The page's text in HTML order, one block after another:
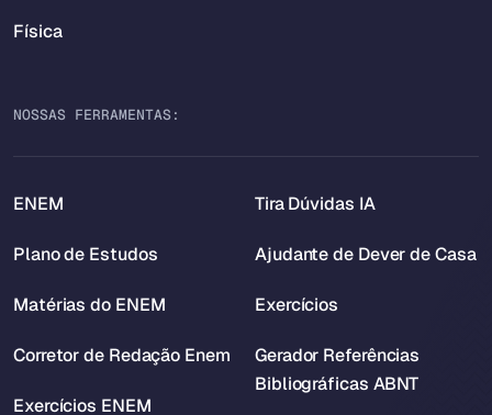
Física
NOSSAS FERRAMENTAS:
ENEM
Plano de Estudos
Matérias do ENEM
Corretor de Redação Enem
Exercícios ENEM
Tira Dúvidas IA
Ajudante de Dever de Casa
Exercícios
Gerador Referências
Bibliográficas ABNT